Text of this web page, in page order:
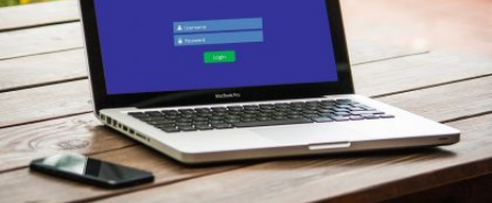
Gesellschaft
Gesundheit
Kultur
Lifestyle
Wirtschaft